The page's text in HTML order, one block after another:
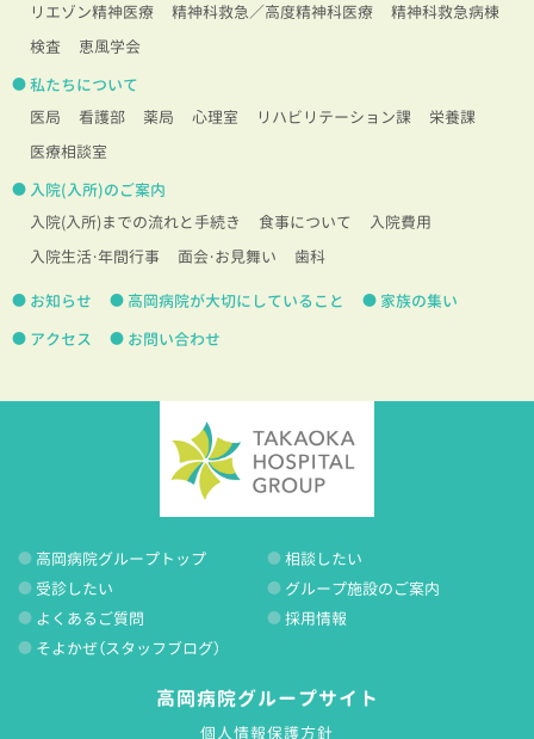
リエゾン精神医療
精神科救急／高度精神科医療
精神科救急病棟
検査
恵風学会
私たちについて
医局
看護部 薬局 心理室 リハビリテーション課
栄養課
医療相談室
入院(入所)のご案内
入院(入所)までの流れと手続き
食事について
入院費用
入院生活・年間行事
面会・お見舞い 歯科
お知らせ 高岡病院が大切にしていること
家族の集い
アクセス
お問い合わせ
高岡病院グループトップ
相談したい
受診したい
グループ施設のご案内
よくあるご質問
採用情報
そよかぜ（スタッフブログ）
高岡病院グループサイト
個人情報保護方針